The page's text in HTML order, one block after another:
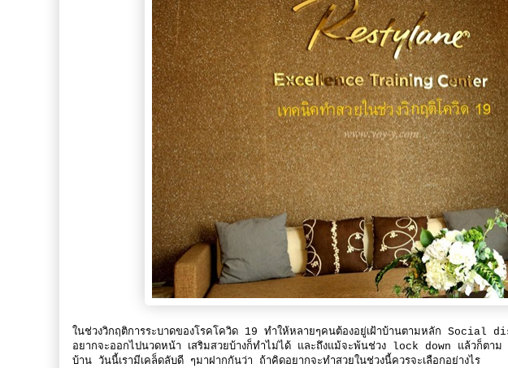
ในช่วงวิกฤติการระบาดของโรคโควิด 19 ทำให้หลายๆคนต้องอยู่เฝ้าบ้านตามหลัก Social
อยากจะออกไปนวดหน้า เสริมสวยบ้างก็ทำไม่ได้ และถึงแม้จะพ้นช่วง lock down แล้วก็ตาม
บ้าน วันนี้เรามีเคล็ดลับดี ๆมาฝากกันว่า ถ้าคิดอยากจะทำสวยในช่วงนี้ควรจะเลือกอย่างไร